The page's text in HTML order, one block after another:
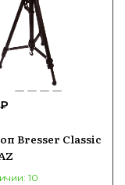
Bresser Classic
10